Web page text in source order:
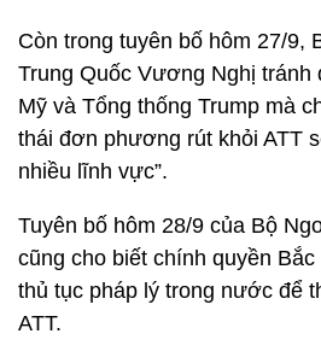
Còn trong tuyên bố hôm 27/9,
Trung Quốc Vương Nghị tránh
Mỹ và Tổng thống Trump mà
thái đơn phương rút khỏi ATT
nhiều lĩnh vực”.
Tuyên bố hôm 28/9 của Bộ
cũng cho biết chính quyền
thủ tục pháp lý trong nước để
ATT.